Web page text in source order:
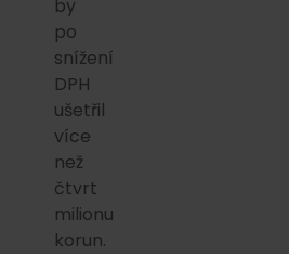
by
po
snížení
DPH
ušetřil
více
než
čtvrt
milionu
korun.